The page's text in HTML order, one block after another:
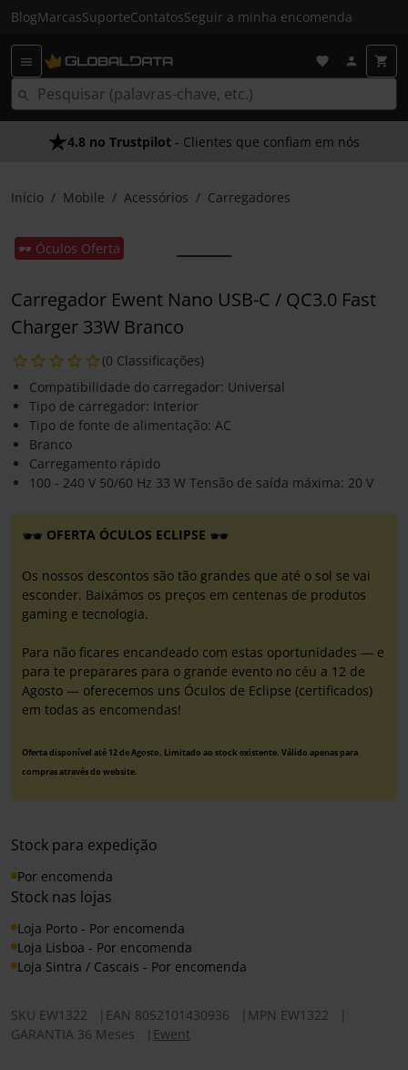
BlogMarcasSuporteContatosSeguir a minha encomenda
4.8 no Trustpilot - Clientes que confiam em nós
Início Mobile Acessórios Carregadores
🕶️ Óculos Oferta
Carregador Ewent Nano USB-C / QC3.0 Fast
Charger 33W Branco
(0 Classificações)
Compatibilidade do carregador: Universal
Tipo de carregador: Interior
Tipo de fonte de alimentação: AC
Branco
Carregamento rápido
100 - 240 V 50/60 Hz 33 W Tensão de saída máxima: 20 V
OFERTA ÓCULOS ECLIPSE
Os nossos descontos são tão grandes que até o sol se vai
esconder. Baixámos os preços em centenas de produtos
gaming e tecnologia.
Para não ficares encandeado com estas oportunidades — e
para te preparares para o grande evento no céu a 12 de
Agosto — oferecemos uns Óculos de Eclipse (certificados)
em todas as encomendas!
Oferta disponível até 12 de Agosto. Limitado ao stock existente. Válido apenas para
compras através do website.
Stock para expedição
Por encomenda
Stock nas lojas
Loja Porto - Por encomenda
Loja Lisboa - Por encomenda
Loja Sintra / Cascais - Por encomenda
SKU EW1322 EAN 8052101430936 MPN EW1322
GARANTIA 36 Meses
Ewent